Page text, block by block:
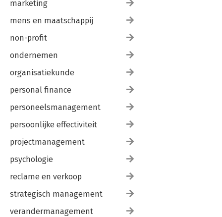
marketing
mens en maatschappij
non-profit
ondernemen
organisatiekunde
personal finance
personeelsmanagement
persoonlijke effectiviteit
projectmanagement
psychologie
reclame en verkoop
strategisch management
verandermanagement